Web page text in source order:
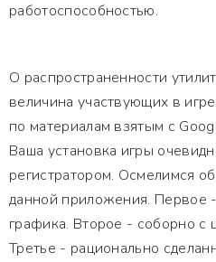
работоспособностью.
О распространенности
величина участвующих в
по материалам взятым с
Ваша установка игры
регистратором. Осмелимся
данной приложения. Первое
графика. Второе - соборно с
Третье - рационально